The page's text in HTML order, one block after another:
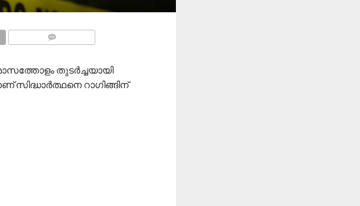
മാസത്തോളം തുടർച്ചയായി
സിദ്ധാർത്ഥനെ റാ​ഗിങ്ങിന്